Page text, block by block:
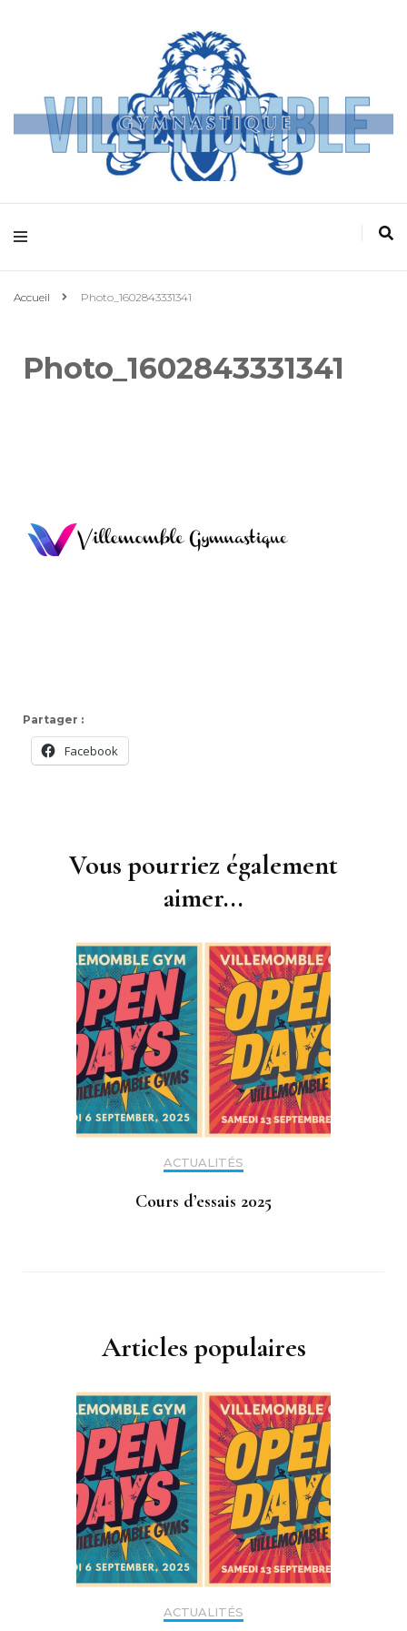
Villemomble
Gymnastique
Accueil Photo_1602843331341
Photo_1602843331341
Partager :
Facebook
Vous pourriez également
aimer...
ACTUALITÉS
Cours d’essais 2025
Articles populaires
ACTUALITÉS